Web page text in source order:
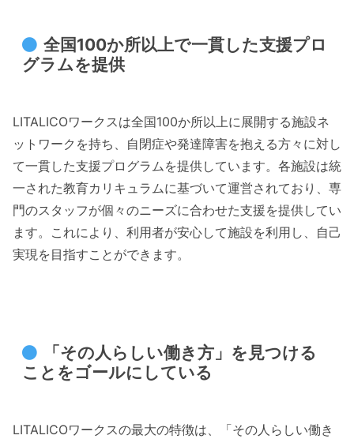
全国100か所以上で一貫した支援プロ
グラムを提供
LITALICOワークスは全国100か所以上に展開する施設ネ
ットワークを持ち、自閉症や発達障害を抱える方々に対し
て一貫した支援プログラムを提供しています。各施設は統
一された教育カリキュラムに基づいて運営されており、専
門のスタッフが個々のニーズに合わせた支援を提供してい
ます。これにより、利用者が安心して施設を利用し、自己
実現を目指すことができます。
「その人らしい働き方」を見つける
ことをゴールにしている
LITALICOワークスの最大の特徴は、「その人らしい働き